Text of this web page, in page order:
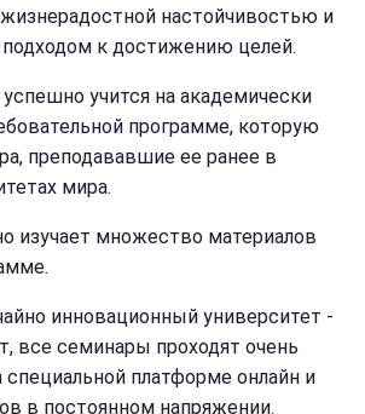
настойчивостью и
подходом к достижению целей.
учится на академически
программе, которую
преподававшие ее ранее в
мира.
изучает множество материалов
инновационный университет -
все семинары проходят очень
специальной платформе онлайн и
в постоянном напряжении.